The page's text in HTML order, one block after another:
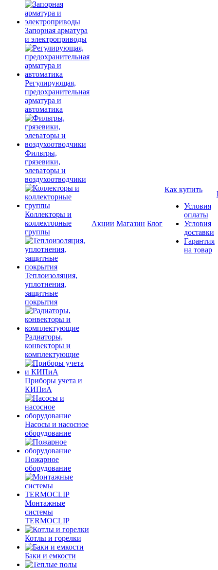
Запорная арматура
и электроприводы
Регулирующая,
предохранительная
арматура и
автоматика
Фильтры,
грязевики,
элеваторы и
воздухоотводчики
Коллекторы и
коллекторные
группы
Теплоизоляция,
уплотнения,
защитные
покрытия
Радиаторы,
конвекторы и
комплектующие
Приборы учета и
КИПиА
Насосы и насосное
оборудование
Пожарное
оборудование
Монтажные
системы
TERMOCLIP
Котлы и горелки
Баки и емкости
Акции Магазин Блог
Как купить
Условия
оплаты
Условия
доставки
Гарантия
на товар